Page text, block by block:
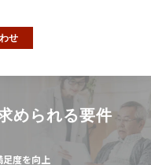
せ
められる要件
度を向上